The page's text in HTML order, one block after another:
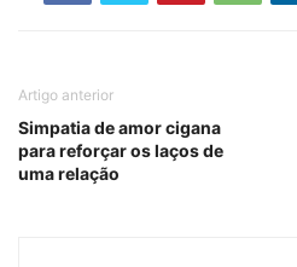
Artigo anterior
Simpatia de amor cigana
para reforçar os laços de
uma relação